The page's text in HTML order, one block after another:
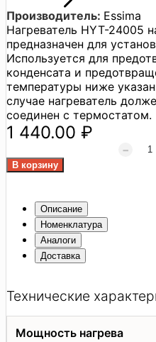
Производитель: Essima
Нагреватель HYT-24005
предназначен для
Используется для
конденсата и
температуры ниже
случае нагреватель
соединен с термостатом.
1 440.00 ₽
Описание
Номенклатура
Аналоги
Доставка
Технические
Мощность нагрева